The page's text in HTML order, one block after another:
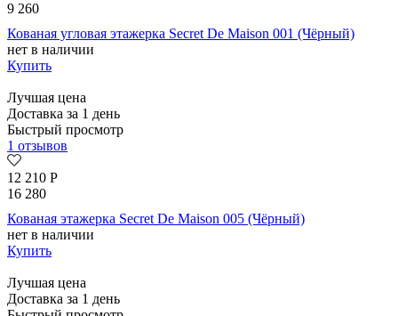
9 260
Кованая угловая этажерка Secret De Maison 001 (Чёрный)
нет в наличии
Купить
Лучшая цена
Доставка за 1 день
Быстрый просмотр
1 отзывов
12 210 Р
16 280
Кованая этажерка Secret De Maison 005 (Чёрный)
нет в наличии
Купить
Лучшая цена
Доставка за 1 день